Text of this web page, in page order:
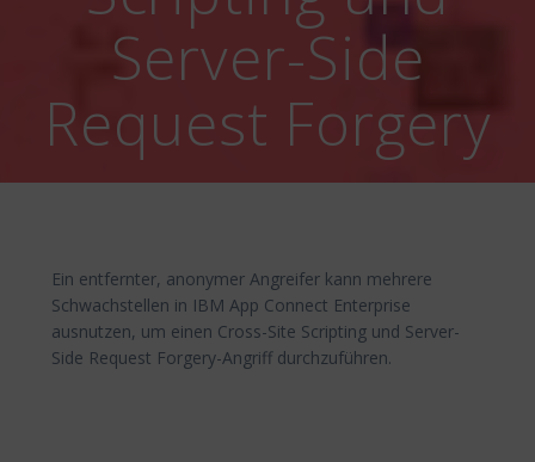
Server-Side
Request Forgery
Ein entfernter, anonymer Angreifer kann mehrere
Schwachstellen in IBM App Connect Enterprise
ausnutzen, um einen Cross-Site Scripting und Server-
Side Request Forgery-Angriff durchzuführen.